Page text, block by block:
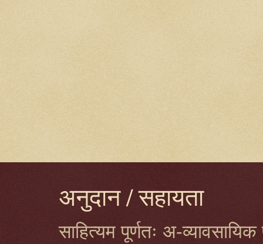
अनुदान / सहायता
साहित्यम पूर्णतः अ-